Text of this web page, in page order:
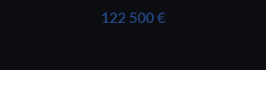
122 500 €